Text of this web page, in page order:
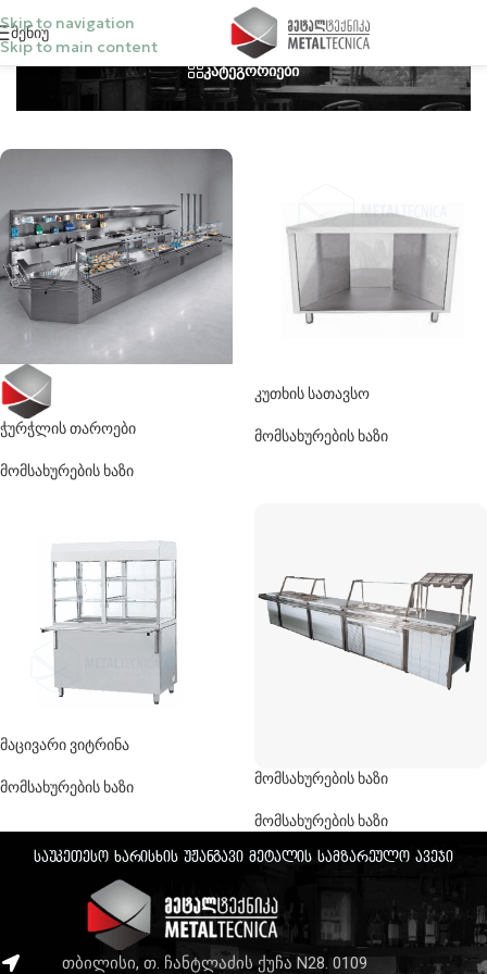
Skip to navigation
Skip to main content
Მენიუ
კატეგორიები
ჭურჭლის თაროები
მომსახურების ხაზი
კუთხის სათავსო
მომსახურების ხაზი
მაცივარი ვიტრინა
მომსახურების ხაზი მომსახურების ხაზი
მომსახურების ხაზი
თბილისი, თ. ჩანტლაძის ქუჩა N28. 0109
საუკეთესო ხარისხის უჟანგავი მეტალის სამზარეულო ავეჯი